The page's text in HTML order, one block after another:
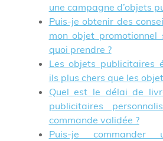
une campagne d’objets
Puis-je obtenir des
mon objet
quoi prendre ?
Les objets publicitaires
ils plus chers que les
Quel est le délai de
publicitaires
commande validée ?
Puis-je